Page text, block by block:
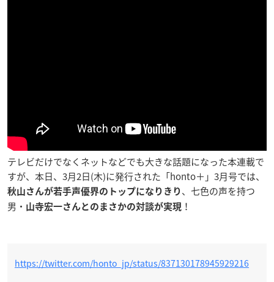
テレビだけでなくネットなどでも大きな話題になった本連載で
すが、本日、3月2日(木)に発行された「honto＋」3月号では、
秋山さんが若手声優界のトップになりきり 、七色の声を持つ
男・ 山寺宏一さんとのまさかの対談が実現 ！
https://twitter.com/honto_jp/status/837130178945929216